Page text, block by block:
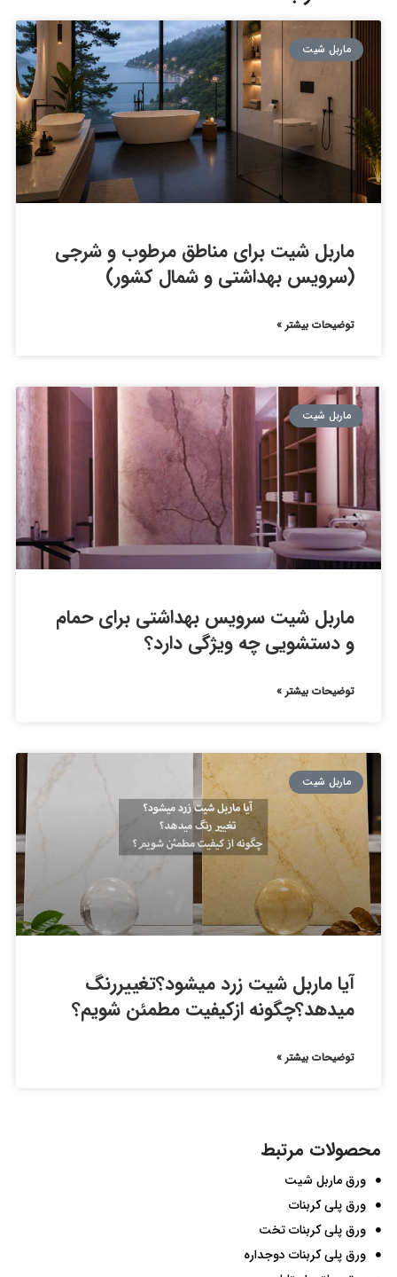
ماربل شیت
ماربل شیت برای مناطق مرطوب و شرجی
(سرویس بهداشتی و شمال کشور)
توضیحات بیشتر »
ماربل شیت
ماربل شیت سرویس بهداشتی برای حمام
و دستشویی چه ویژگی دارد؟
توضیحات بیشتر »
ماربل شیت
آیا ماربل شیت زرد میشود؟تغییررنگ
میدهد؟چگونه ازکیفیت مطمئن شویم؟
توضیحات بیشتر »
محصولات مرتبط
ورق ماربل شیت
ورق پلی کربنات
ورق پلی کربنات تخت
ورق پلی کربنات دوجداره